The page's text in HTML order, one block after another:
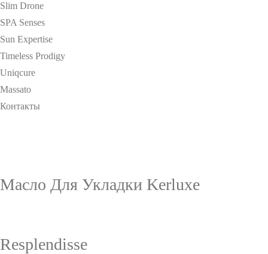
Slim Drone
SPA Senses
Sun Expertise
Timeless Prodigy
Uniqcure
Massato
Контакты
Масло Для Укладки Kerluxe
Resplendisse